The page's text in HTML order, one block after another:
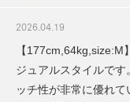
2026.04.19
【
ジュアルスタイルで
ッチ性が非常に優れ